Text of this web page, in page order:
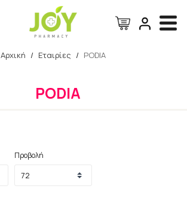
Αρχική / Εταιρίες / PODIA
PODIA
Προβολή